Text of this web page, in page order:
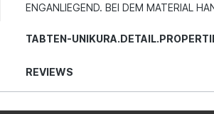
ENGANLIEGEND. BEI DEM MATERIAL
TABTEN-
REVIEWS